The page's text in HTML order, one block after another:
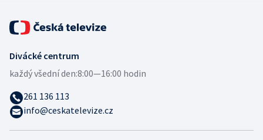
Divácké centrum
každý všední den:8:00—16:00 hodin
261 136 113
info@ceskatelevize.cz